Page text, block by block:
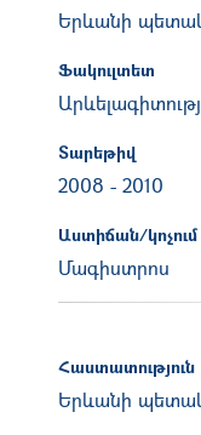
Երևանի
Ֆակուլտետ
Տարեթիվ
2008 - 2010
Աստիճան/կոչում
Մագիստրոս
Հաստատություն
Երևանի